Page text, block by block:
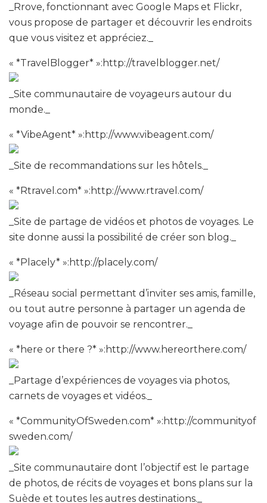
_Rrove, fonctionnant avec Google Maps et Flickr,
vous propose de partager et découvrir les endroits
que vous visitez et appréciez._
« *TravelBlogger* »:http://travelblogger.net/
_Site communautaire de voyageurs autour du
monde._
« *VibeAgent* »:http://www.vibeagent.com/
_Site de recommandations sur les hôtels._
« *Rtravel.com* »:http://www.rtravel.com/
_Site de partage de vidéos et photos de voyages. Le
site donne aussi la possibilité de créer son blog._
« *Placely* »:http://placely.com/
_Réseau social permettant d’inviter ses amis, famille,
ou tout autre personne à partager un agenda de
voyage afin de pouvoir se rencontrer._
« *here or there ?* »:http://www.hereorthere.com/
_Partage d’expériences de voyages via photos,
carnets de voyages et vidéos._
« *CommunityOfSweden.com* »:http://communityof
sweden.com/
_Site communautaire dont l’objectif est le partage
de photos, de récits de voyages et bons plans sur la
Suède et toutes les autres destinations._